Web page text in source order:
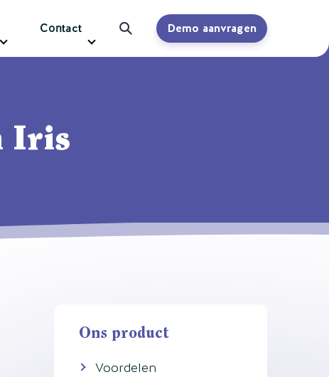
Contact Demo aanvragen
Iris
Ons product
Voordelen